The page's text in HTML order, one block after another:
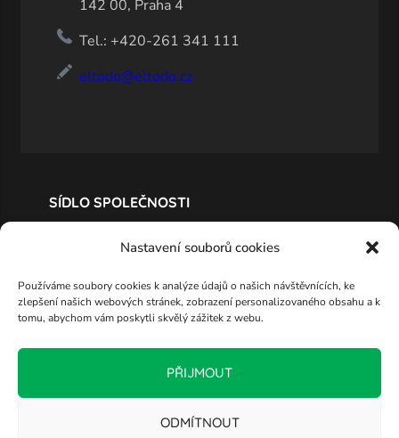
Nastavení souborů cookies
Používáme soubory cookies k analýze údajů o našich návštěvnících, ke
zlepšení našich webových stránek, zobrazení personalizovaného obsahu a k
tomu, abychom vám poskytli skvělý zážitek z webu.
PŘIJMOUT
ODMÍTNOUT
142 00, Praha 4
Tel.: +420-261 341 111
eltodo@eltodo.cz
SÍDLO SPOLEČNOSTI